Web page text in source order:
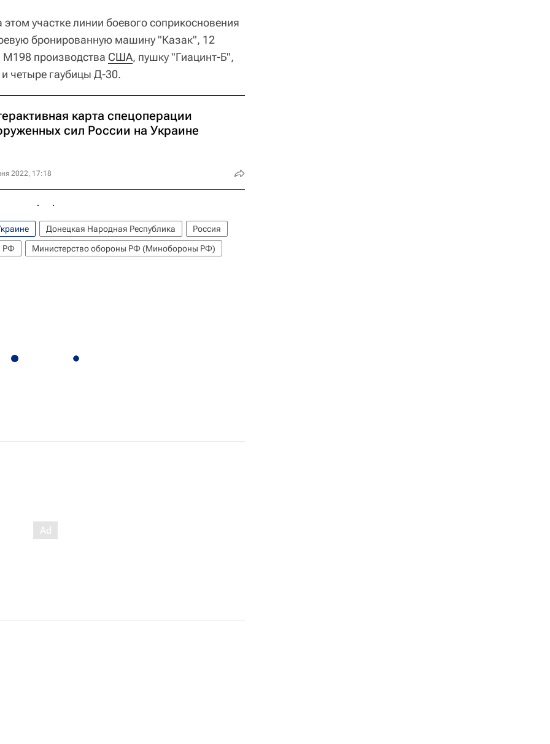
этом участке линии боевого соприкосновения
бронированную машину "Казак", 12
производства США, пушку "Гиацинт-Б",
четыре гаубицы Д-30.
карта спецоперации
сил России на Украине
2022, 17:18
Донецкая Народная Республика
Россия
РФ Министерство обороны РФ (Минобороны РФ)